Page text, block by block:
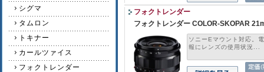
シグマ
タムロン
トキナー
カールツァイス
フォクトレンダー
フォクトレンダー
フォクトレンダー COLOR-SKOPAR
ソニーEマウント対応。
報にレンズの使用状況...